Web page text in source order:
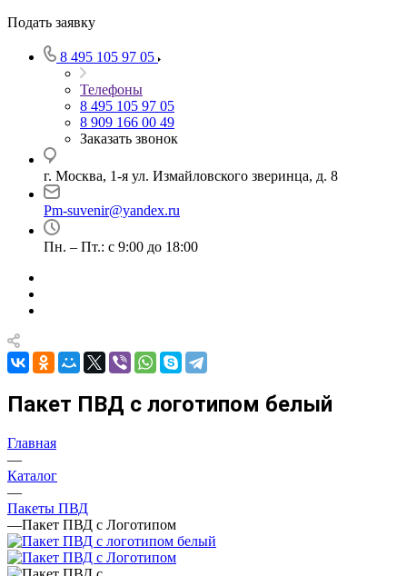
Подать заявку
8 495 105 97 05
Телефоны
8 495 105 97 05
8 909 166 00 49
Заказать звонок
г. Москва, 1-я ул. Измайловского зверинца, д. 8
Pm-suvenir@yandex.ru
Пн. – Пт.: с 9:00 до 18:00
Пакет ПВД с логотипом белый
Главная
—
Каталог
—
Пакеты ПВД
—Пакет ПВД с Логотипом